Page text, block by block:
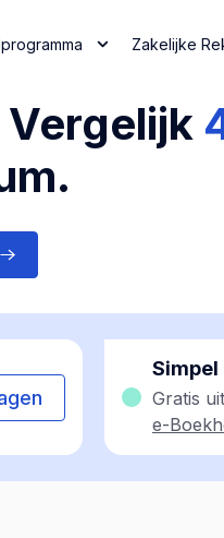
Zakelijke
Simpel
Gratis
e-